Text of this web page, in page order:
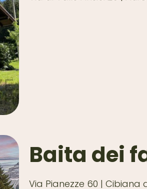
Baita dei
Via Pianezze 60 | Cibiana